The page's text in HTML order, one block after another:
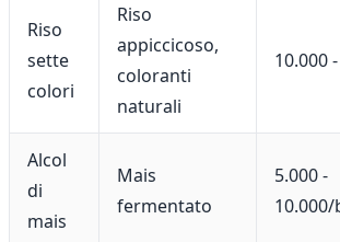
Riso
sette
colori
Riso
appiccicoso,
coloranti
naturali
10.000
Alcol
di
mais
Mais
fermentato
5.000 -